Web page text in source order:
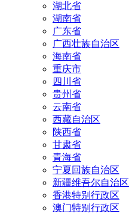
湖北省
湖南省
广东省
广西壮族自治区
海南省
重庆市
四川省
贵州省
云南省
西藏自治区
陕西省
甘肃省
青海省
宁夏回族自治区
新疆维吾尔自治区
香港特别行政区
澳门特别行政区